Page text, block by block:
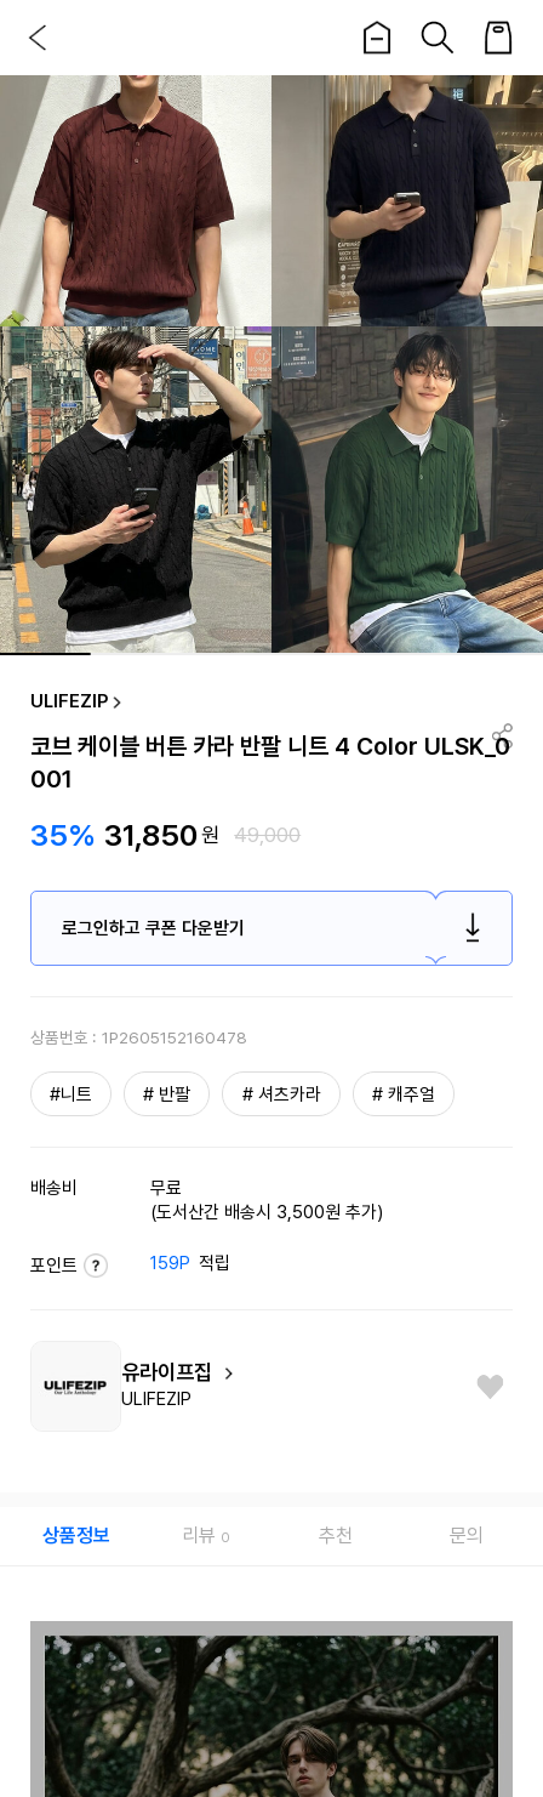
ULIFEZIP
코브 케이블 버튼 카라 반팔 니트 4 Color ULSK_0
001
35% 31,850원 49,000
로그인하고 쿠폰 다운받기
상품번호 : 1P2605152160478
#니트 # 반팔 # 셔츠카라 # 캐주얼
배송비
무료
(도서산간 배송시 3,500원 추가)
포인트 159P 적립
유라이프집
ULIFEZIP
상품정보 리뷰 0 추천 문의